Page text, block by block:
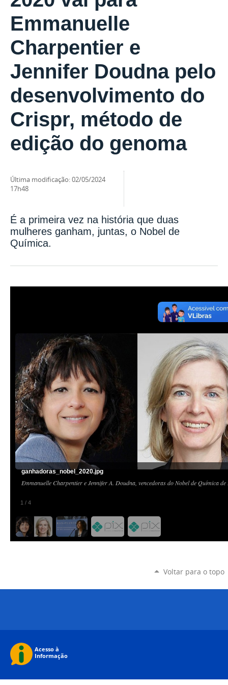
Emmanuelle
Charpentier e
Jennifer Doudna pelo
desenvolvimento do
Crispr, método de
edição do genoma
última modificação:02/05/2024
17h48
É a primeira vez na história que duas
mulheres ganham, juntas, o Nobel de
Química.
1 / 4
ganhadoras_nobel_2020.jpg
Emmanuelle Charpentier e Jennifer A. Doudna, vencedoras do Nobel de Química de
Voltar para o topo